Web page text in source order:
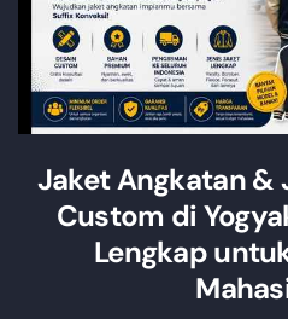
Jaket Angkatan &
Custom di
Lengkap